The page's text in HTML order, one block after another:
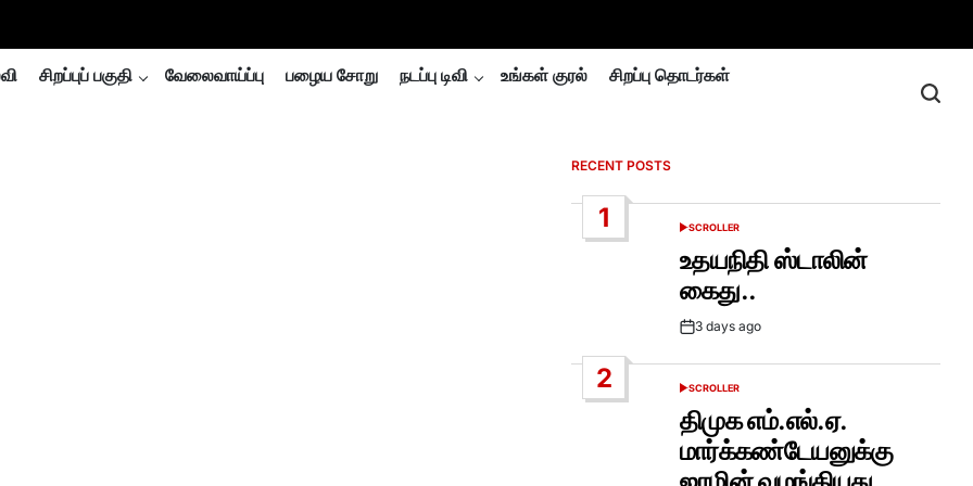
சிறப்புப் பகுதி வேலைவாய்ப்பு பழைய சோறு நடப்பு டிவி உங்கள் குரல் சிறப்பு தொடர்கள்
RECENT POSTS
1
POSTED
SCROLLER
உதயநிதி ஸ்டாலின்
கைது..
Post3 days ago
2
POSTED
SCROLLER
திமுக எம்.எல்.ஏ.
மார்க்கண்டேயனுக்கு